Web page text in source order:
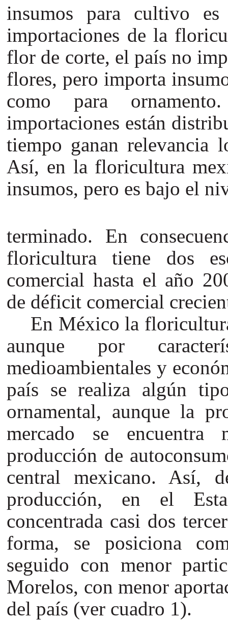
insumos para cultivo
importaciones de la
flor de corte, el país no
flores, pero importa
como para
importaciones están
tiempo ganan relevancia
Así, en la floricultura
insumos, pero es bajo el
terminado. En
floricultura tiene dos
comercial hasta el año
de déficit comercial
En México la
aunque por
medioambientales y
país se realiza algún
ornamental, aunque la
mercado se
producción de
central mexicano. Así,
producción, en el
concentrada casi dos
forma, se posiciona
seguido con menor
Morelos, con menor
del país (ver cuadro 1).